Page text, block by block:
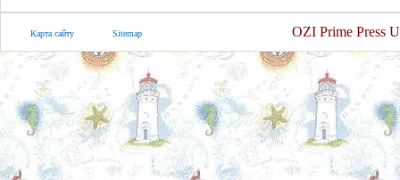
Карта сайту Sitemap OZI Prime Press